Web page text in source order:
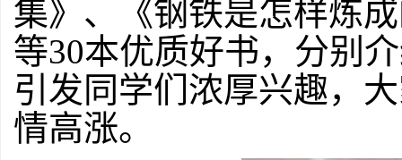
集》 、
《钢铁是怎样炼
等30本优质好书，分别
引发同学们浓厚兴趣，
情高涨。